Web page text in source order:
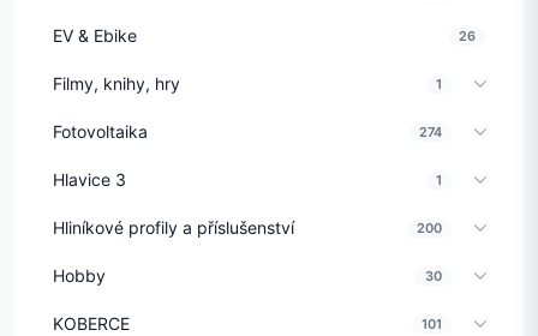
EV & Ebike 26
Filmy, knihy, hry 1
Fotovoltaika 274
Hlavice 3 1
Hliníkové profily a příslušenství 200
Hobby 30
KOBERCE 101